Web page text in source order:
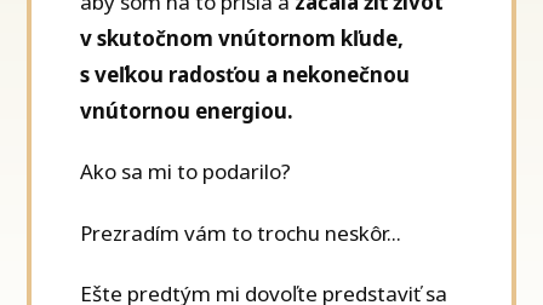
v skutočnom vnútornom kľude,
s veľkou radosťou a nekonečnou
vnútornou energiou.
Ako sa mi to podarilo?
Prezradím vám to trochu neskôr...
Ešte predtým mi dovoľte predstaviť sa